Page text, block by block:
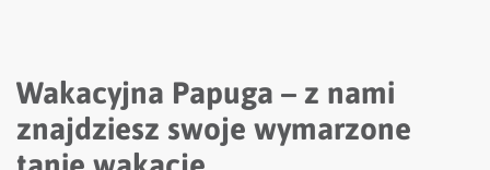
Wakacyjna Papuga – z nami
znajdziesz swoje wymarzone